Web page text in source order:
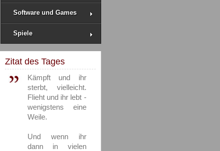
Software und Games
Spiele
Zitat des Tages
Kämpft und ihr
sterbt, vielleicht.
Flieht und ihr lebt -
wenigstens eine
Weile.
Und wenn ihr
dann in vielen